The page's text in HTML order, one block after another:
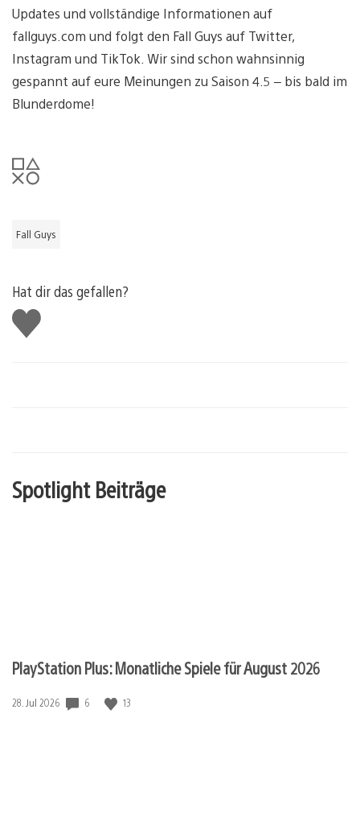
Updates und vollständige Informationen auf
fallguys.com und folgt den Fall Guys auf Twitter,
Instagram und TikTok. Wir sind schon wahnsinnig
gespannt auf eure Meinungen zu Saison 4.5 – bis bald im
Blunderdome!
Fall Guys
Hat dir das gefallen?
Gefällt
mir
Spotlight Beiträge
PlayStation Plus: Monatliche Spiele für August 2026
Veröffentlichungsdatum:
28. Jul 2026 6 13